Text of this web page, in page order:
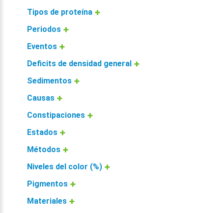
Tipos de proteína
Periodos
Eventos
Deficits de densidad general
Sedimentos
Causas
Constipaciones
Estados
Métodos
Niveles del color (%)
Pigmentos
Materiales